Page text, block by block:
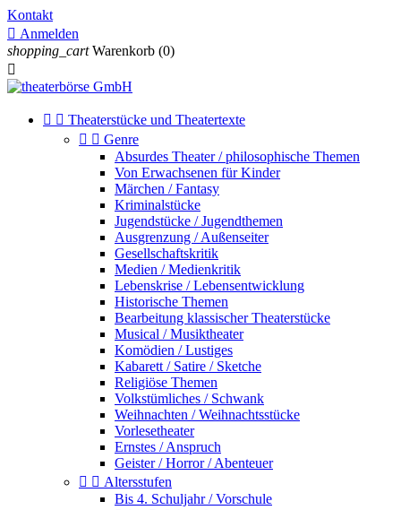
Kontakt
 Anmelden
shopping_cart Warenkorb (0)

  Theaterstücke und Theatertexte
  Genre
Absurdes Theater / philosophische Themen
Von Erwachsenen für Kinder
Märchen / Fantasy
Kriminalstücke
Jugendstücke / Jugendthemen
Ausgrenzung / Außenseiter
Gesellschaftskritik
Medien / Medienkritik
Lebenskrise / Lebensentwicklung
Historische Themen
Bearbeitung klassischer Theaterstücke
Musical / Musiktheater
Komödien / Lustiges
Kabarett / Satire / Sketche
Religiöse Themen
Volkstümliches / Schwank
Weihnachten / Weihnachtsstücke
Vorlesetheater
Ernstes / Anspruch
Geister / Horror / Abenteuer
  Altersstufen
Bis 4. Schuljahr / Vorschule